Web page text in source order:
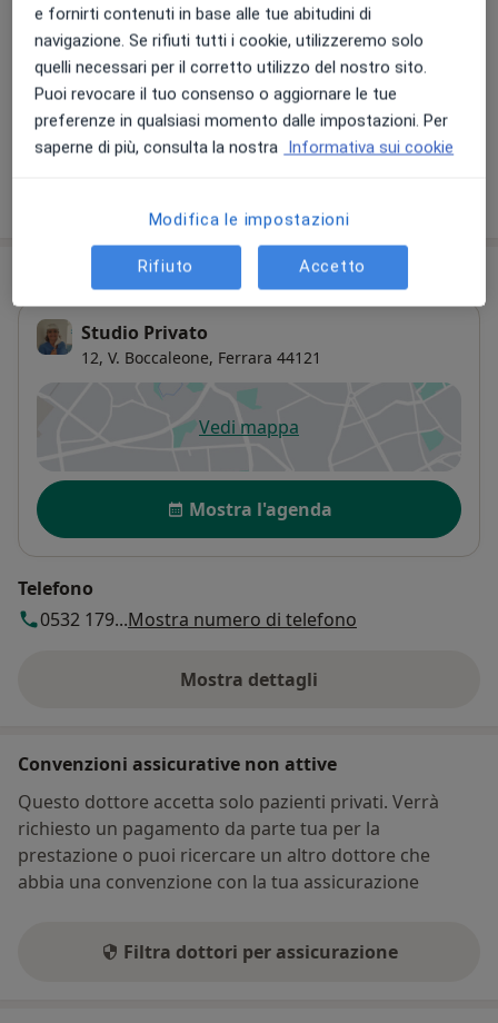
Parodontologia
Dettagli
+ 15 prestazioni
Studio Privato
12, V. Boccaleone, Ferrara 44121
Vedi mappasi apre in una nuova scheda
Disponibilità
Mostra l'agenda
Telefono
0532 179...Mostra numero di telefono
Mostra dettagli
sull'indirizzo
Convenzioni assicurative non attive
Questo dottore accetta solo pazienti privati. Verrà
richiesto un pagamento da parte tua per la
prestazione o puoi ricercare un altro dottore che
abbia una convenzione con la tua assicurazione
Filtra dottori per assicurazione
e fornirti contenuti in base alle tue abitudini di
navigazione. Se rifiuti tutti i cookie, utilizzeremo solo
quelli necessari per il corretto utilizzo del nostro sito.
Puoi revocare il tuo consenso o aggiornare le tue
preferenze in qualsiasi momento dalle impostazioni. Per
saperne di più, consulta la nostra Informativa sui cookie
Modifica le impostazioni
Rifiuto Accetto